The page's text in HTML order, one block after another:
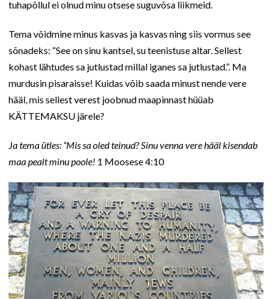
tuhapõllul ei olnud minu otsese suguvõsa liikmeid.
Tema võidmine minus kasvas ja kasvas ning siis vormus see
sõnadeks: “See on sinu kantsel, su teenistuse altar. Sellest
kohast lähtudes sa jutlustad millal iganes sa jutlustad.”. Ma
murdusin pisaraisse! Kuidas võib saada minust nende vere
hääl, mis sellest verest joobnud maapinnast hüüab
KÄTTEMAKSU järele?
Ja tema ütles: “Mis sa oled teinud? Sinu venna vere hääl kisendab
maa pealt minu poole! 1 Moosese 4:10